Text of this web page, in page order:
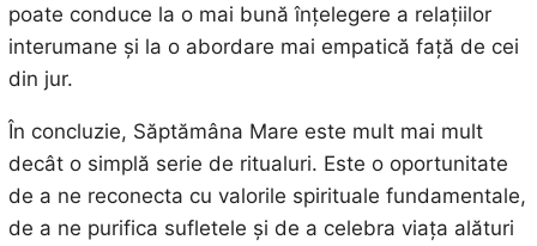
poate conduce la o mai bună înțelegere a relațiilor
interumane și la o abordare mai empatică față de cei
din jur.
În concluzie, Săptămâna Mare este mult mai mult
decât o simplă serie de ritualuri. Este o oportunitate
de a ne reconecta cu valorile spirituale fundamentale,
de a ne purifica sufletele și de a celebra viața alături